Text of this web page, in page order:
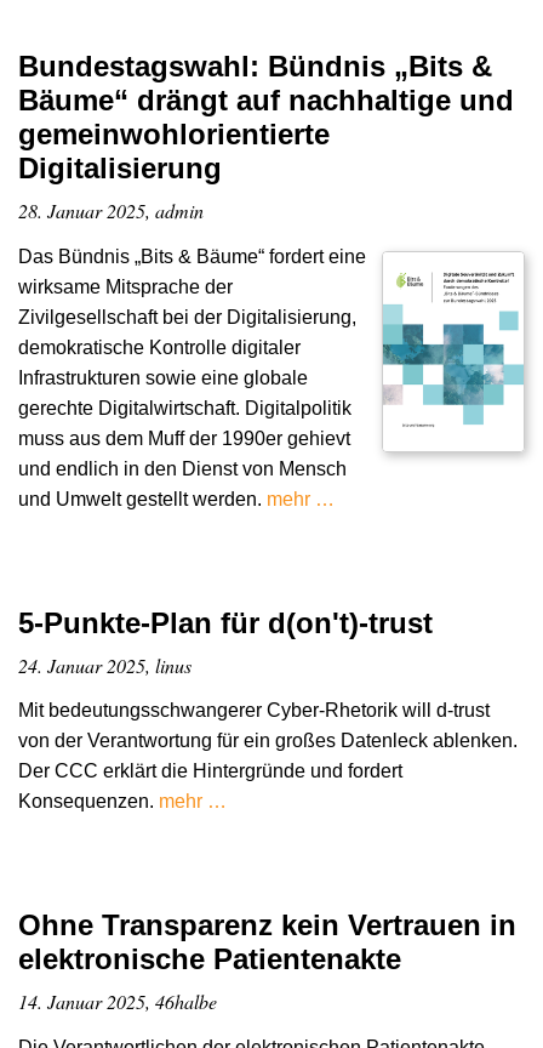
Bundestagswahl: Bündnis „Bits &
Bäume“ drängt auf nachhaltige und
gemeinwohlorientierte
Digitalisierung
28. Januar 2025, admin
Das Bündnis „Bits & Bäume“ fordert eine
wirksame Mitsprache der
Zivilgesellschaft bei der Digitalisierung,
demokratische Kontrolle digitaler
Infrastrukturen sowie eine globale
gerechte Digitalwirtschaft. Digitalpolitik
muss aus dem Muff der 1990er gehievt
und endlich in den Dienst von Mensch
und Umwelt gestellt werden. mehr …
5-Punkte-Plan für d(on't)-trust
24. Januar 2025, linus
Mit bedeutungsschwangerer Cyber-Rhetorik will d-trust
von der Verantwortung für ein großes Datenleck ablenken.
Der CCC erklärt die Hintergründe und fordert
Konsequenzen. mehr …
Ohne Transparenz kein Vertrauen in
elektronische Patientenakte
14. Januar 2025, 46halbe